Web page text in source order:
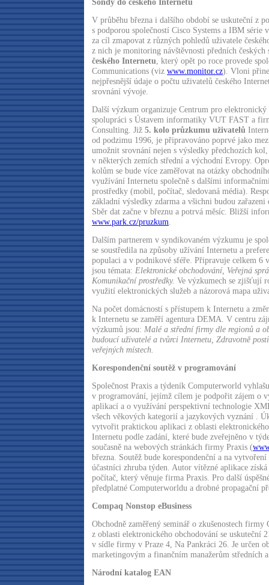
V průběhu března i dalšího období se uskuteční z
s podporou společností Cisco Systems a IBM série
za cíl zmapovat z různých pohledů uživatele
z nich je monitoring návštěvnosti předních českých
českého Internetu , který opět po roce provede
Communications (viz www.monitor.cz). Vloni
nejpřesnější údaje o počtu uživatelů českého
srovnání vývoje.
Další výzkum organizuje Centrum pro
spolupráci s Ústavem informatiky VUT FAST a
Consulting. Již 5. kolo průzkumu uživatelů
od podzimu 1996, je připravováno poprvé jako
umožnit srovnání nejen s výsledky předchozích
v některých zemích střední a východní Evropy.
kolům se bude více zaměřovat na otázky
využívání Internetu společně s dalšími
prostředky (mobil, počítač, sledovaná média).
základní výsledky zdarma a všichni budou zařazeni
Sběr dat začne v březnu a potrvá měsíc. Bližší
www.park.cz/pruzkum
Dalším partnerem v syndikovaném výzkumu je
se soustředila na způsoby užívání Internetu a
populaci a v podnikové sféře. Připravuje celkem 6
jsou témata: Elektronické obchodování, Veřejná
Komunikační prostředky. Ve výzkumech se zjišťují
využití elektronických služeb a názorová mapa
Na počet domácností s přístupem k Internetu a
k Internetu se zaměří agentura DEMA. V centru
výzkumů jsou: Malé a střední firmy dle regionů a
budoucí uživatelé a tvůrci Internetu, Zdravotně
veřejných místech.
Korespondenční soutěž v programování
Společnost Praxis a týdeník Computerworld
v programování, jejímž cílem je podpořit zájem o
aplikací a o využívání perspektivní technologie
všech věkových kategorií a jazykových vyznání .
vytvořit praktickou aplikaci z oblasti
Internetu podle zadání, které bude zveřejněno v
současně na webových stránkách firmy Praxis (
března. Soutěž bude korespondenční a na
účastníci zhruba týden. Autor vítězné aplikace
počítač, který věnuje firma Praxis. Pro další
předplatné Computerworldu a drobné propagační
Compaq Nonstop eBusiness
Obchodně zaměřený seminář o zkušenostech firmy
z oblasti elektronického obchodování se uskuteční
v sídle firmy v Praze 4, Na Pankráci 26. Je určen
marketingovým a finančním manažerům středních
Národní katalog EAN